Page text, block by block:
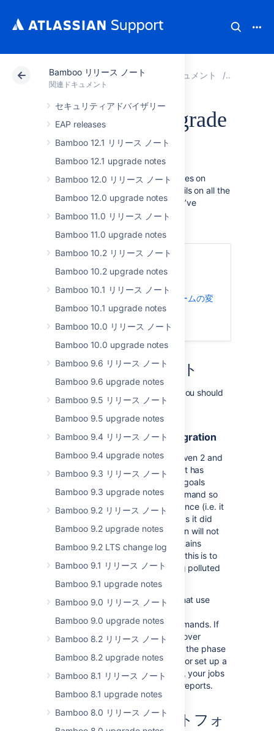
Bamboo リリース ノート
関連ドキュメント
セキュリティアドバイザリー
EAP releases
Bamboo 12.1 リリース ノート
Bamboo 12.1 upgrade notes
Bamboo 12.0 リリース ノート
Bamboo 12.0 upgrade notes
Bamboo 11.0 リリース ノート
Bamboo 11.0 upgrade notes
Bamboo 10.2 リリース ノート
Bamboo 10.2 upgrade notes
Bamboo 10.1 リリース ノート
Bamboo 10.1 upgrade notes
Bamboo 10.0 リリース ノート
Bamboo 10.0 upgrade notes
Bamboo 9.6 リリース ノート
Bamboo 9.6 upgrade notes
Bamboo 9.5 リリース ノート
Bamboo 9.5 upgrade notes
Bamboo 9.4 リリース ノート
Bamboo 9.4 upgrade notes
Bamboo 9.3 リリース ノート
Bamboo 9.3 upgrade notes
Bamboo 9.2 リリース ノート
Bamboo 9.2 upgrade notes
Bamboo 9.2 LTS change log
Bamboo 9.1 リリース ノート
Bamboo 9.1 upgrade notes
Bamboo 9.0 リリース ノート
Bamboo 9.0 upgrade notes
Bamboo 8.2 リリース ノート
Bamboo 8.2 upgrade notes
Bamboo 8.1 リリース ノート
Bamboo 8.1 upgrade notes
Bamboo 8.0 リリース ノート
アトラシアン サポート 関連ドキュメント
Bamboo 5.9 upgrade
notes
We’ve collected some important notes on
For details on all the
new features and improvements we’ve
introduced in this release, see the
次のセクションにジャンプ
サポート対象プラットフォームの変
更
How to upgrade Bamboo
アップグレード ノート
Here’s some important information you should
know about before upgrading.
Changes to Clover Plugin integration
Automatic Clover integration for Maven 2 and
Maven 3 tasks has been changed. It has
tighter integration and adds Clover goals
between goals from an original command so
that a build will be performed only once (i.e. it
will not run a separate build phase as it did
before). Automatic Clover integration will not
happen when your Maven task contains
commands; this is to
protect your repositories from being polluted
by instrumented code.
Check if any of your Maven tasks that use
theinstallor deployMaven commands. If
they do: either disable automatic Clover
integration for those jobs or change the phase
to theverifycommand (or earlier
) or set up a
dedicated job for Clover. Otherwise, your jobs
will not produce Clover's coverage reports.
サポート対象プラットフォ